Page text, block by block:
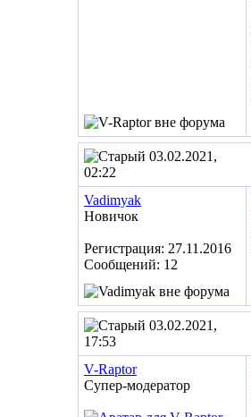
03.02.2021,
02:22
Vadimyak
Новичок
Регистрация: 27.11.2016
Сообщений: 12
03.02.2021,
17:53
V-Raptor
Супер-модератор